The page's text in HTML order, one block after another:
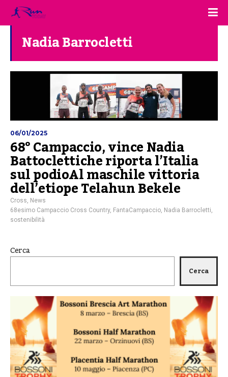
Nadia Barrocletti
06/01/2025
68° Campaccio, vince Nadia
Battoclettiche riporta l’Italia
sul podioAl maschile vittoria
dell’etiope Telahun Bekele
Cross News
68esimo Campaccio Cross Country, FantaCampaccio Nadia Barrocletti
sostenibilità
Cerca
Cerca